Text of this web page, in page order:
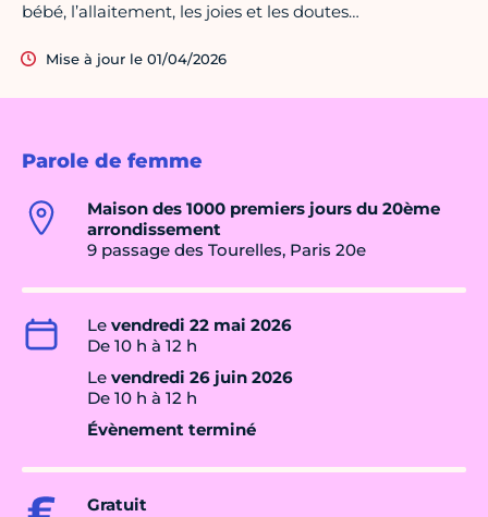
Parole de femme
Maison des 1000 premiers jours du 20ème
arrondissement
9 passage des Tourelles, Paris 20e
Le vendredi 22 mai 2026
De 10 h à 12 h
Le vendredi 26 juin 2026
De 10 h à 12 h
Évènement terminé
Gratuit
bébé, l’allaitement, les joies et les doutes…
Mise à jour le 01/04/2026